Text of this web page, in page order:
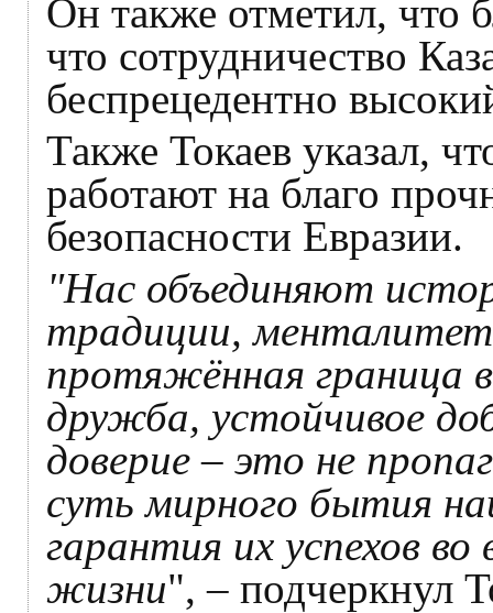
Он также отметил, что
что сотрудничество
беспрецедентно
Также Токаев указал,
работают на благо
безопасности Евразии.
"Нас объединяют
традиции, менталитет
протяжённая граница
дружба, устойчивое
доверие – это не
суть мирного бытия
гарантия их успехов
жизни", – подчеркнул